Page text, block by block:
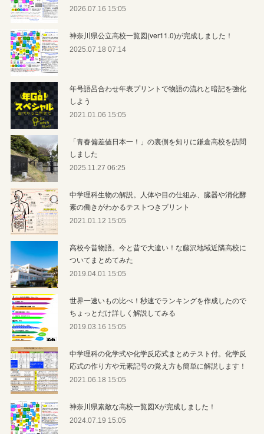
2026.07.16 15:05
神奈川県公立高校一覧図(ver11.0)が完成しました！
2025.07.18 07:14
年号語呂合わせ年表プリントで物語の流れと暗記を強化
しよう
2021.01.06 15:05
「青春偏差値日本一！」の裏側を知りに鎌倉高校を訪問
しました
2025.11.27 06:25
中学理科生物の解説。人体や目の仕組み、臓器や消化酵
素の働きがわかるテストつきプリント
2021.01.12 15:05
高校今昔物語。今と昔で大違い！な藤沢地域近隣高校に
ついてまとめてみた
2019.04.01 15:05
世界一速いもの比べ！秒速でランキングを作成したので
ちょっとだけ詳しく解説してみる
2019.03.16 15:05
中学理科の化学式や化学反応式まとめテスト付。化学反
応式の作り方や元素記号の覚え方も簡単に解説します！
2021.06.18 15:05
神奈川県素敵な高校一覧図Xが完成しました！
2024.07.19 15:05